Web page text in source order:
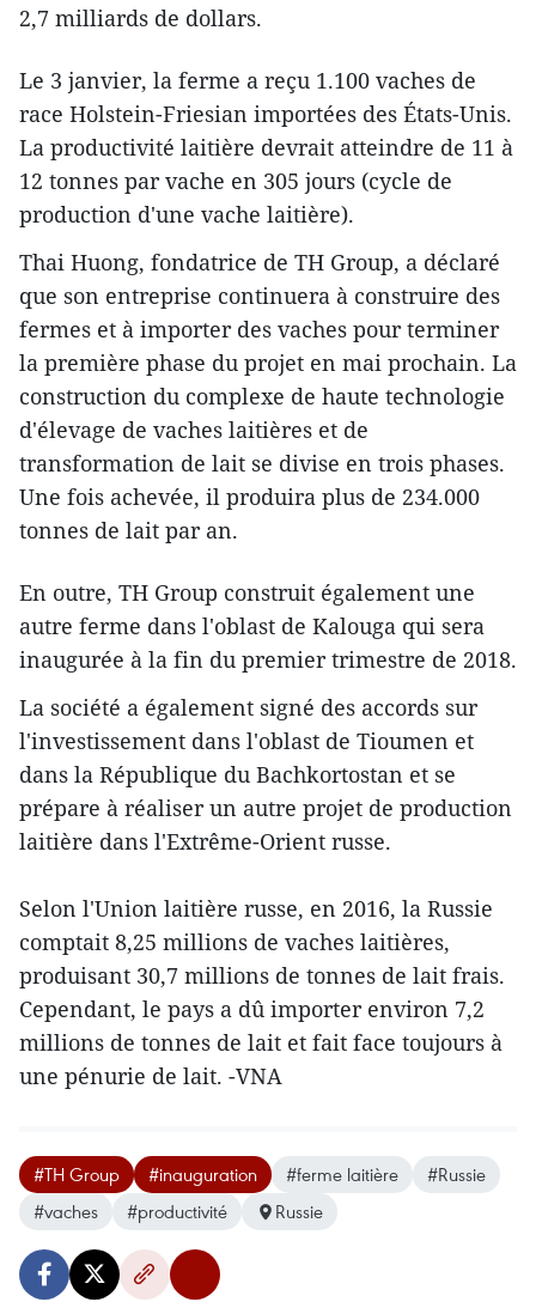
2,7 milliards de dollars.
Le 3 janvier, la ferme a reçu 1.100 vaches de
race Holstein-Friesian importées des États-Unis.
La productivité laitière devrait atteindre de 11 à
12 tonnes par vache ​en 305 jours (cycle de
production d'une vache laitière).
Thai Huong, fondatrice de TH Group, a déclaré
que son entreprise continuera à construire des
fermes et à importer des vaches pour terminer
la première phase du projet en mai prochain. La
construction du complexe de haute technologie
d'élevage de vaches laitières et de
transformation de lait se divise en trois phases.
Une fois achevée, il produira plus de 234.000
tonnes de lait par an.
En outre, TH Group construit également une
autre ferme dans l'oblast de Kalouga qui sera
inaugurée à la fin du premier trimestre de 2018.
La société a également signé des accords sur
l'investissement dans l'oblast de Tioumen et
dans la République du Bachkortostan et se
prépare à réaliser un autre projet de production
laitière dans l'Extrême-Orient russe.
Selon l'Union ​laitière russe, en 2016, la Russie
comptait 8,25 millions de vaches laitières,
produisant 30,7 millions de tonnes de lait frais.
Cependant, le pays a dû importer environ 7,2
millions de tonnes de lait et fait face toujours à
une pénurie de lait.​ -VNA
#TH Group #inauguration #ferme laitière
#Russie
#vaches
#productivité Russie